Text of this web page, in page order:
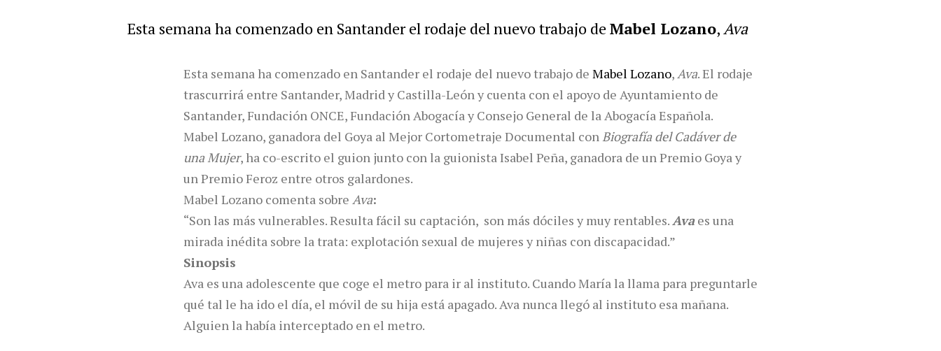
Esta semana ha comenzado en Santander el rodaje del nuevo trabajo de Mabel Lozano,Ava
Esta semana ha comenzado en Santander el rodaje del nuevo trabajo de Mabel Lozano,Ava. El rodaje
trascurrirá entre Santander, Madrid y Castilla-León y cuenta con el apoyo de Ayuntamiento de
Santander, Fundación ONCE, Fundación Abogacía y Consejo General de la Abogacía Española.
Mabel Lozano, ganadora del Goya al Mejor Cortometraje Documental conBiografía del Cadáver de
una Mujer, ha co-escrito el guion junto con la guionista Isabel Peña, ganadora de un Premio Goya y
un Premio Feroz entre otros galardones.
Mabel Lozano comenta sobre Ava:
“Son las más vulnerables. Resulta fácil su captación, son más dóciles y muy rentables.Avaes una
mirada inédita sobre la trata: explotación sexual de mujeres y niñas con discapacidad.”
Sinopsis
Ava es una adolescente que coge el metro para ir al instituto. Cuando María la llama para preguntarle
qué tal le ha ido el día, el móvil de su hija está apagado. Ava nunca llegó al instituto esa mañana.
Alguien la había interceptado en el metro.